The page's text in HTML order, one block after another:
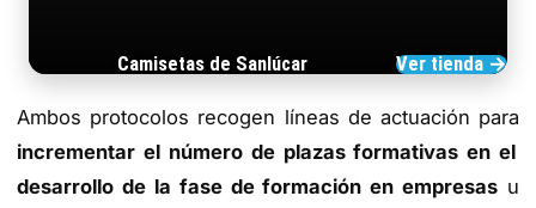
Camisetas de Sanlúcar Ver tienda →
Ambos protocolos recogen líneas de actuación para
incrementar el número de plazas formativas en el
desarrollo de la fase de formación en empresas u